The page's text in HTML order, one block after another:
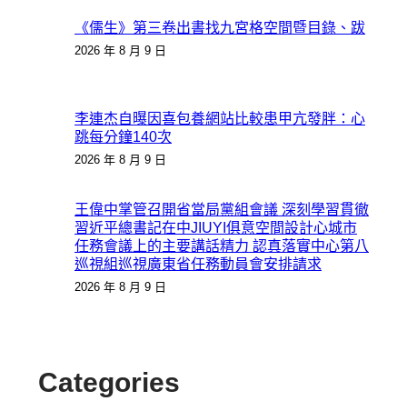
《儒生》第三卷出書找九宮格空間暨目錄、跋
2026 年 8 月 9 日
李連杰自曝因喜包養網站比較患甲亢發胖：心
跳每分鐘140次
2026 年 8 月 9 日
王偉中掌管召開省當局黨組會議 深刻學習貫徹
習近平總書記在中JIUYI俱意空間設計心城市
任務會議上的主要講話精力 認真落實中心第八
巡視組巡視廣東省任務動員會安排請求
2026 年 8 月 9 日
Categories